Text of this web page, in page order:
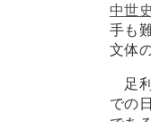
中世史
手も
文体
足利
での